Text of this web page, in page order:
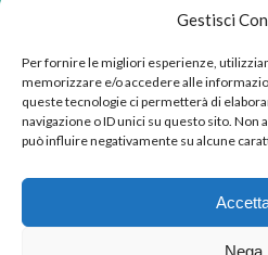
Gestisci
Per fornire le migliori esperienze,
memorizzare e/o accedere alle
queste tecnologie ci permetterà di
navigazione o ID unici su questo sito.
può influire negativamente su alcune
Nega
di
emozioni